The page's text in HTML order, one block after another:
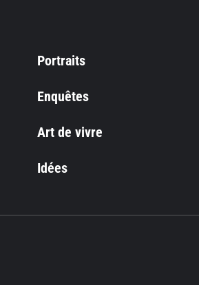
Portraits
Enquêtes
Art de vivre
Idées